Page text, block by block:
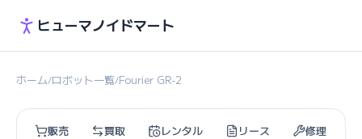
ヒューマノイドマート
ホーム/ロボット一覧/Fourier GR-2
販売 買取 レンタル リース
修理